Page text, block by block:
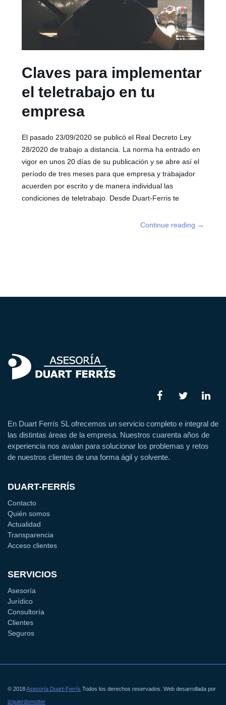
Claves para implementar
el teletrabajo en tu
empresa
El pasado 23/09/2020 se publicó el Real Decreto Ley
28/2020 de trabajo a distancia. La norma ha entrado en
vigor en unos 20 días de su publicación y se abre así el
período de tres meses para que empresa y trabajador
acuerden por escrito y de manera individual las
condiciones de teletrabajo. Desde Duart-Ferris te
Continue reading →
En Duart Ferrís SL ofrecemos un servicio completo e integral de
las distintas áreas de la empresa. Nuestros cuarenta años de
experiencia nos avalan para solucionar los problemas y retos
de nuestros clientes de una forma ágil y solvente.
DUART-FERRÍS
Contacto
Quién somos
Actualidad
Transparencia
Acceso clientes
SERVICIOS
Asesoría
Jurídico
Consultoría
Clientes
Seguros
© 2018Asesoría Duart-Ferrís Todos los derechos reservados. Web desarrollada por
izquierdomotter